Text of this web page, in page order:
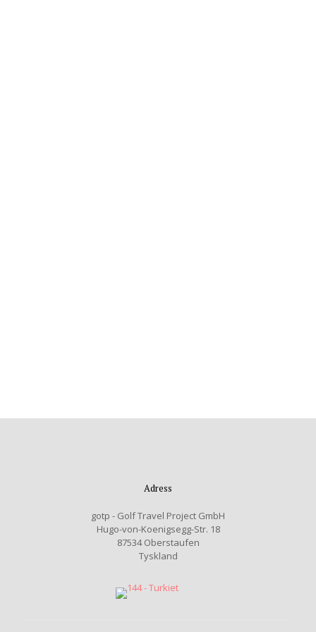
Adress
gotp - Golf Travel Project GmbH
Hugo-von-Koenigsegg-Str. 18
87534 Oberstaufen
Tyskland